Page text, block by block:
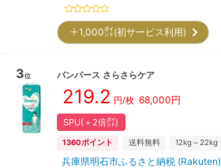
＋1,000㌽(初サービス利用)
3位 パンパース さらさらケア
219.2 円/枚 68,000円
SPU(＋2倍㌽)
1360ポイント 送料無料 12kg～22kg
兵庫県明石市ふるさと納税 (Rakuten)